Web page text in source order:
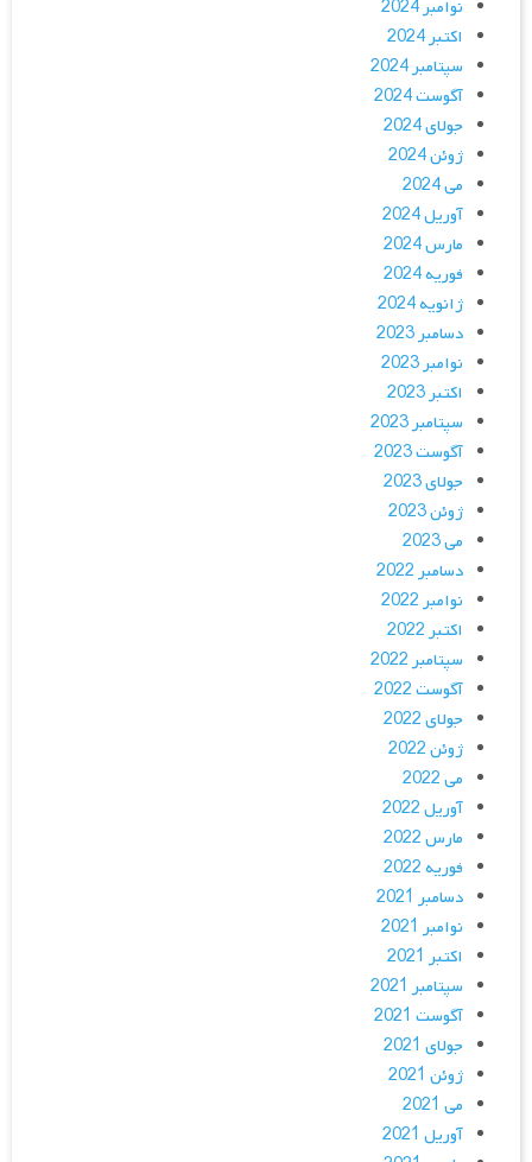
نوامبر 2024
اکتبر 2024
سپتامبر 2024
آگوست 2024
جولای 2024
ژوئن 2024
می 2024
آوریل 2024
مارس 2024
فوریه 2024
ژانویه 2024
دسامبر 2023
نوامبر 2023
اکتبر 2023
سپتامبر 2023
آگوست 2023
جولای 2023
ژوئن 2023
می 2023
دسامبر 2022
نوامبر 2022
اکتبر 2022
سپتامبر 2022
آگوست 2022
جولای 2022
ژوئن 2022
می 2022
آوریل 2022
مارس 2022
فوریه 2022
دسامبر 2021
نوامبر 2021
اکتبر 2021
سپتامبر 2021
آگوست 2021
جولای 2021
ژوئن 2021
می 2021
آوریل 2021